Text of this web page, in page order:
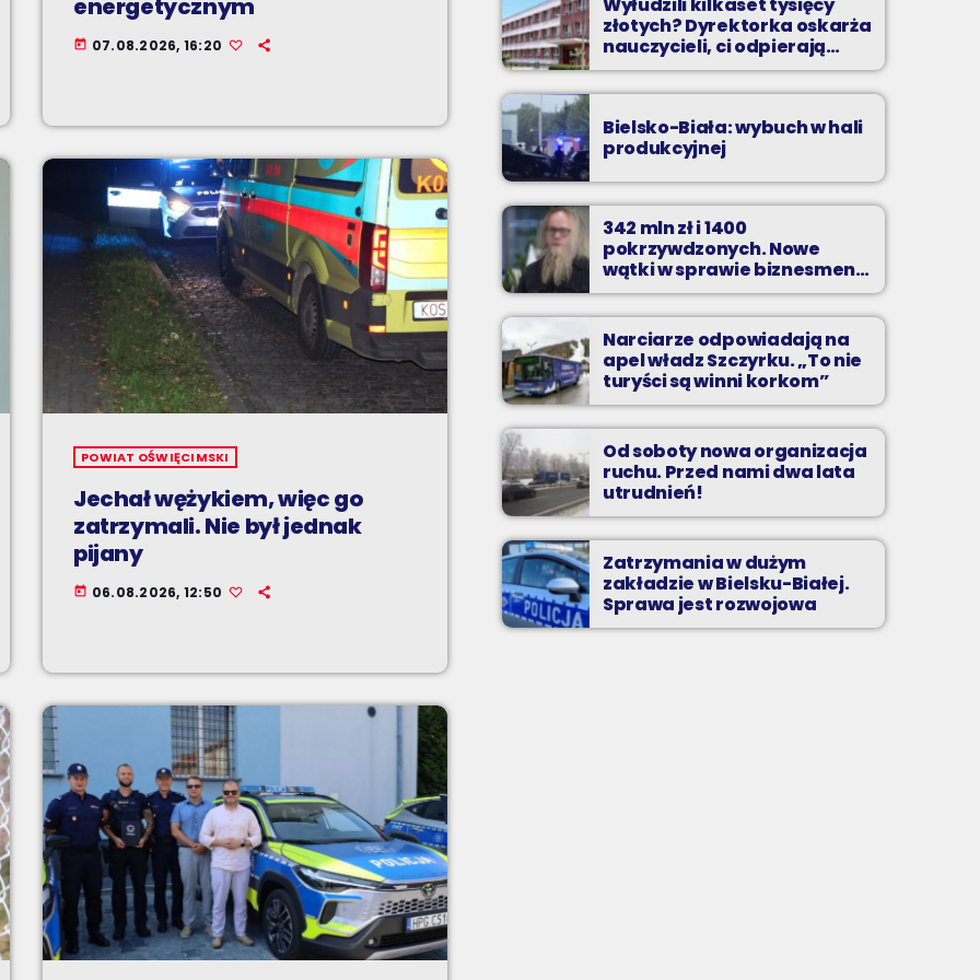
energetycznym
today 07.08.2026, 16:20
POWIAT OŚWIĘCIMSKI
Jechał wężykiem, więc go
zatrzymali. Nie był jednak
pijany
today 06.08.2026, 12:50
Wyłudzili kilkaset tysięcy
złotych? Dyrektorka oskarża
nauczycieli, ci odpierają
zarzuty
Bielsko-Biała: wybuch w hali
produkcyjnej
342 mln zł i 1400
pokrzywdzonych. Nowe
wątki w sprawie biznesmena
z Bielska-Białej
Narciarze odpowiadają na
apel władz Szczyrku. „To nie
turyści są winni korkom”
Od soboty nowa organizacja
ruchu. Przed nami dwa lata
utrudnień!
Zatrzymania w dużym
zakładzie w Bielsku-Białej.
Sprawa jest rozwojowa